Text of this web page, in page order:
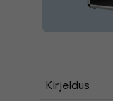
Kirjeldus